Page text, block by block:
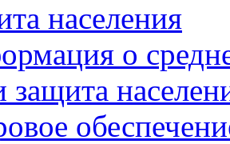
населения
о